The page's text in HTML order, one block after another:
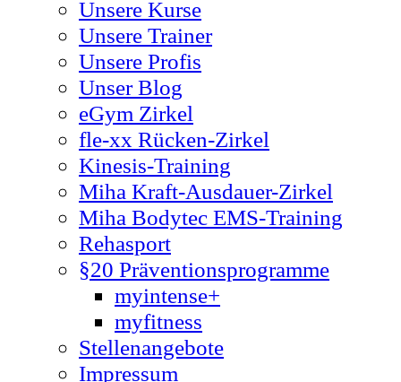
Unsere Kurse
Unsere Trainer
Unsere Profis
Unser Blog
eGym Zirkel
fle-xx Rücken-Zirkel
Kinesis-Training
Miha Kraft-Ausdauer-Zirkel
Miha Bodytec EMS-Training
Rehasport
§20 Präventionsprogramme
myintense+
myfitness
Stellenangebote
Impressum